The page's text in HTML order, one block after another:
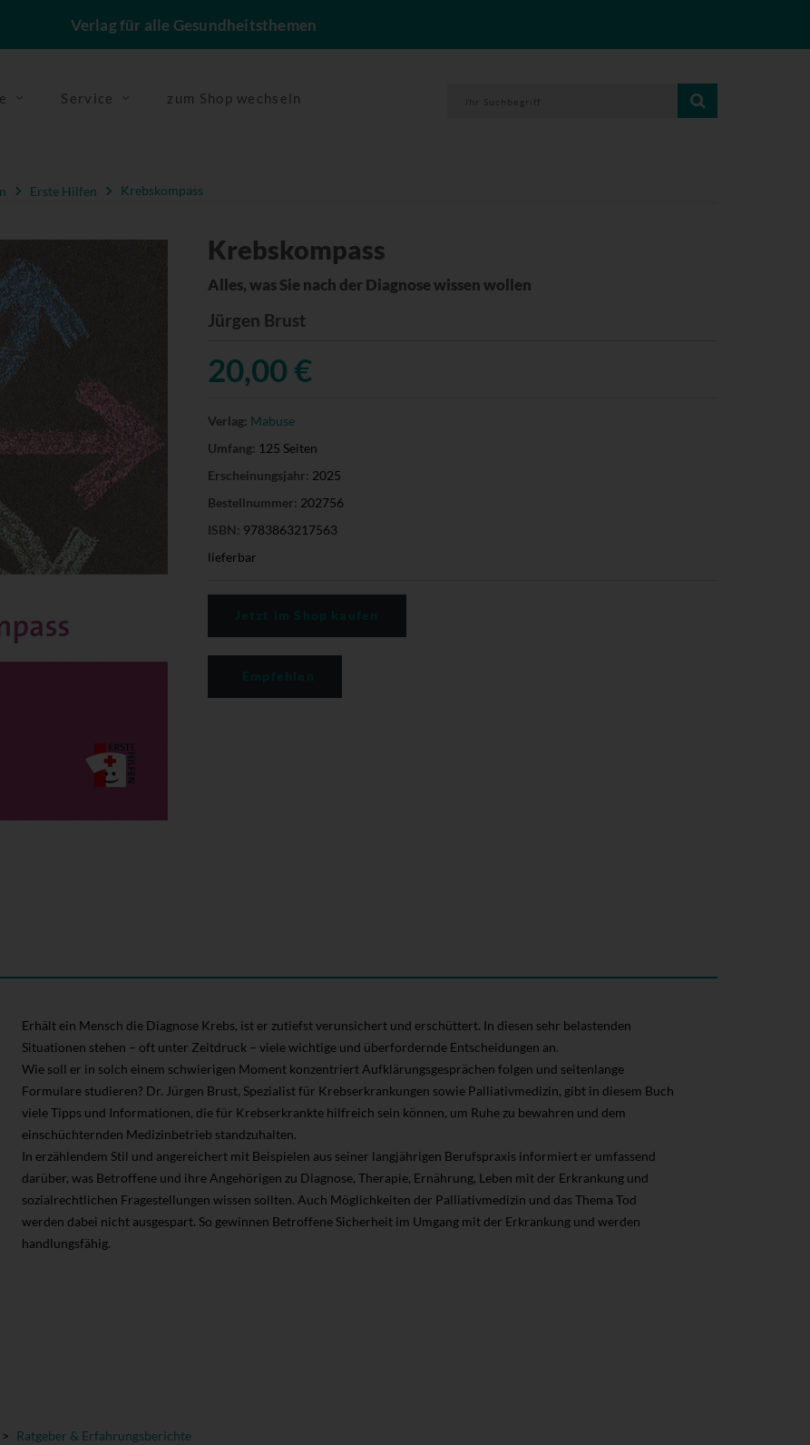
Verlag für alle Gesundheitsthemen
Service zum Shop wechseln
Erste Hilfen Krebskompass
Krebskompass
Alles, was Sie nach der Diagnose wissen wollen
Jürgen Brust
20,00 €
Verlag: Mabuse
Umfang: 125 Seiten
Erscheinungsjahr: 2025
Bestellnummer: 202756
ISBN: 9783863217563
lieferbar
Erhält ein Mensch die Diagnose Krebs, ist er zutiefst verunsichert und erschüttert. In diesen sehr belastenden
Situationen stehen – oft unter Zeitdruck – viele wichtige und überfordernde Entscheidungen an.
Wie soll er in solch einem schwierigen Moment konzentriert Aufklärungsgesprächen folgen und seitenlange
Formulare studieren? Dr. Jürgen Brust, Spezialist für Krebserkrankungen sowie Palliativmedizin, gibt in diesem Buch
viele Tipps und Informationen, die für Krebserkrankte hilfreich sein können, um Ruhe zu bewahren und dem
einschüchternden Medizinbetrieb standzuhalten.
In erzählendem Stil und angereichert mit Beispielen aus seiner langjährigen Berufspraxis informiert er umfassend
darüber, was Betroffene und ihre Angehörigen zu Diagnose, Therapie, Ernährung, Leben mit der Erkrankung und
sozialrechtlichen Fragestellungen wissen sollten. Auch Möglichkeiten der Palliativmedizin und das Thema Tod
werden dabei nicht ausgespart. So gewinnen Betroffene Sicherheit im Umgang mit der Erkrankung und werden
handlungsfähig.
> Ratgeber & Erfahrungsberichte